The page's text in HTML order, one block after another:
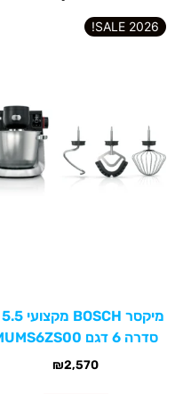
2026 SALE!
סדרה 6 דגם MUMS6ZS00
₪2,570